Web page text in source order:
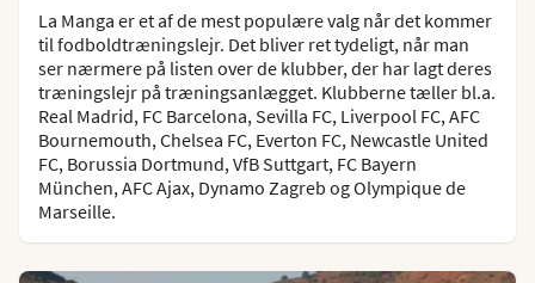
La Manga er et af de mest populære valg når det kommer
til fodboldtræningslejr. Det bliver ret tydeligt, når man
ser nærmere på listen over de klubber, der har lagt deres
træningslejr på træningsanlægget. Klubberne tæller bl.a.
Real Madrid, FC Barcelona, Sevilla FC, Liverpool FC, AFC
Bournemouth, Chelsea FC, Everton FC, Newcastle United
FC, Borussia Dortmund, VfB Suttgart, FC Bayern
München, AFC Ajax, Dynamo Zagreb og Olympique de
Marseille.